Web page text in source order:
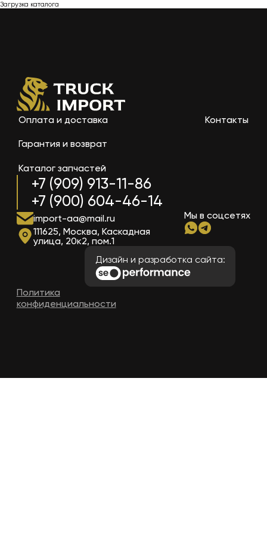
Загрузка каталога
+7 (909) 913-11-86
+7 (900) 604-46-14
Оплата и доставка
Гарантия и возврат
Каталог запчастей
Контакты
import-aa@mail.ru
111625, Москва, Каскадная
улица, 20к2, пом.1
Мы в соцсетях
Дизайн и разработка сайта:
Политика
конфиденциальности